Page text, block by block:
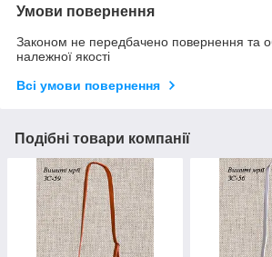
Умови повернення
Законом не передбачено повернення та
належної якості
Всі умови повернення
Подібні товари компанії